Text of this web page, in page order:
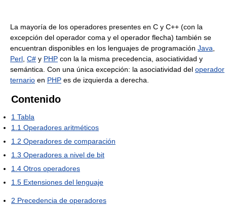
La mayoría de los operadores presentes en C y C++ (con la
excepción del operador coma y el operador flecha) también se
encuentran disponibles en los lenguajes de programación Java
Perl C# y PHP con la la misma precedencia, asociatividad y
semántica. Con una única excepción: la asociatividad del operador
ternario en PHP es de izquierda a derecha.
Contenido
1 Tabla
1.1 Operadores aritméticos
1.2 Operadores de comparación
1.3 Operadores a nivel de bit
1.4 Otros operadores
1.5 Extensiones del lenguaje
2 Precedencia de operadores